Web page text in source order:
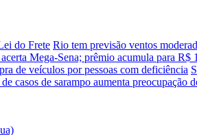
do Frete Rio tem previsão ventos
Mega-Sena; prêmio acumula para R$
de veículos por pessoas com deficiência
casos de sarampo aumenta preocupação